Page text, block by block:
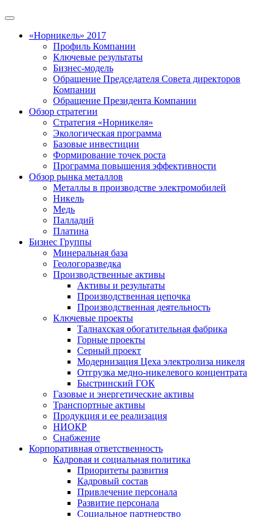
«Норникель» 2017
Профиль Компании
Ключевые результаты
Бизнес-модель
Обращение Председателя Совета директоров
Компании
Обращение Президента Компании
Обзор стратегии
Стратегия «Норникеля»
Экологическая программа
Базовые инвестиции
Формирование точек роста
Программа повышения эффективности
Обзор рынка металлов
Металлы в производстве электромобилей
Никель
Медь
Палладий
Платина
Бизнес Группы
Минеральная база
Геологоразведка
Производственные активы
Активы и результаты
Производственная цепочка
Производственная деятельность
Ключевые проекты
Талнахская обогатительная фабрика
Горные проекты
Серный проект
Модернизация Цеха электролиза никеля
Отгрузка медно-никелевого концентрата
Быстринский ГОК
Газовые и энергетические активы
Транспортные активы
Продукция и ее реализация
НИОКР
Снабжение
Корпоративная ответственность
Кадровая и социальная политика
Приоритеты развития
Кадровый состав
Привлечение персонала
Развитие персонала
Социальное партнерство